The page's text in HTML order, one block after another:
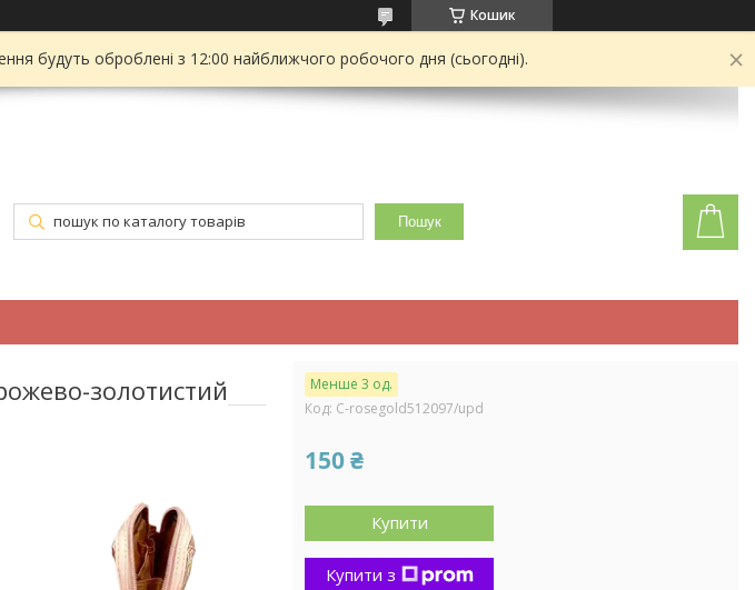
Кошик
будуть оброблені з 12:00 найближчого робочого дня (сьогодні).
Пошук
золотистий
Менше 3 од.
Код: C-rosegold512097/upd
150 ₴
Купити
Купити з